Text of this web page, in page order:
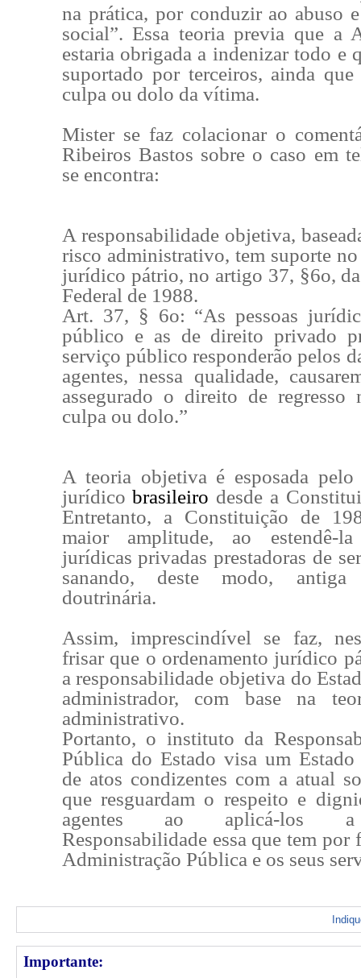
na prática, por conduzir ao abuso
social”. Essa teoria previa que a
estaria obrigada a indenizar todo e
suportado por terceiros, ainda que
culpa ou dolo da vítima.
Mister se faz colacionar o
Ribeiros Bastos sobre o caso em
se encontra:
A responsabilidade objetiva,
risco administrativo, tem suporte
jurídico pátrio, no artigo 37, §6o,
Federal de 1988.
Art. 37, § 6o: “As pessoas
público e as de direito privado
serviço público responderão pelos
agentes, nessa qualidade,
assegurado o direito de regresso
culpa ou dolo.”
A teoria objetiva é esposada pelo
jurídicobrasileiro desde a
Entretanto, a Constituição de
maior amplitude, ao estendê-
jurídicas privadas prestadoras de
sanando, deste modo, antiga
doutrinária.
Assim, imprescindível se faz,
frisar que o ordenamento jurídico
a responsabilidade objetiva do
administrador, com base na
administrativo.
Portanto, o instituto da
Pública do Estado visa um Estado
de atos condizentes com a atual
que resguardam o respeito e
agentes ao aplicá-los a
Responsabilidade essa que tem por
Administração Pública e os seus
Importante: